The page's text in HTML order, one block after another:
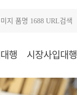
지 품명 1688 URL검색
행 시장사입대행